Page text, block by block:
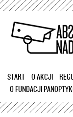
START O AKCJI
O FUNDACJI